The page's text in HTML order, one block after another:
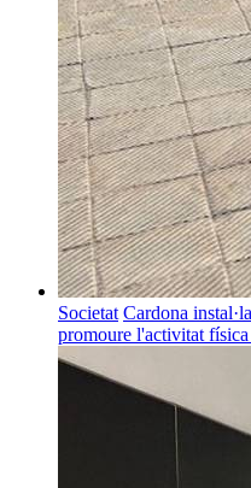
Societat Cardona
promoure l'activitat